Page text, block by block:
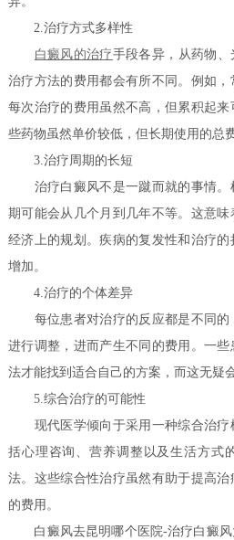
2.治疗方式多样性
白癜风的治疗手段各异，从药物
治疗方法的费用都会有所不同。例如
每次治疗的费用虽然不高，但累积起
些药物虽然单价较低，但长期使用的总
3.治疗周期的长短
治疗白癜风不是一蹴而就的事情。
期可能会从几个月到几年不等。这意
经济上的规划。疾病的复发性和治疗
增加。
4.治疗的个体差异
每位患者对治疗的反应都是不同的
进行调整，进而产生不同的费用。一
法才能找到适合自己的方案，而这无疑
5.综合治疗的可能性
现代医学倾向于采用一种综合治疗
括心理咨询、营养调整以及生活方式
法。这些综合性治疗虽然有助于提高
的费用。
白癜风去昆明哪个医院-治疗白癜风